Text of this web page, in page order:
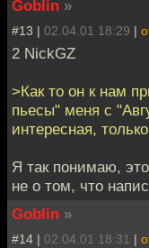
Goblin »
#13 | 02.04.01 18:29 |
2 NickGZ
>Как то он к нам
пьесы" меня с
интересная,
Я так понимаю,
не о том, что
Goblin »
#14 | 02.04.01 18:31 |